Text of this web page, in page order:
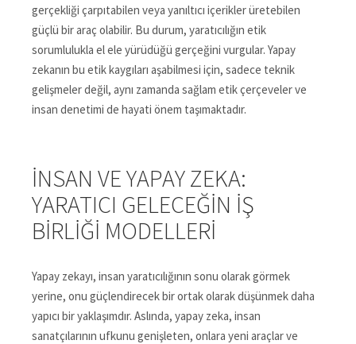
gerçekliği çarpıtabilen veya yanıltıcı içerikler üretebilen
güçlü bir araç olabilir. Bu durum, yaratıcılığın etik
sorumlulukla el ele yürüdüğü gerçeğini vurgular. Yapay
zekanın bu etik kaygıları aşabilmesi için, sadece teknik
gelişmeler değil, aynı zamanda sağlam etik çerçeveler ve
insan denetimi de hayati önem taşımaktadır.
İNSAN VE YAPAY ZEKA:
YARATICI GELECEĞIN İŞ
BIRLIĞI MODELLERI
Yapay zekayı, insan yaratıcılığının sonu olarak görmek
yerine, onu güçlendirecek bir ortak olarak düşünmek daha
yapıcı bir yaklaşımdır. Aslında, yapay zeka, insan
sanatçılarının ufkunu genişleten, onlara yeni araçlar ve